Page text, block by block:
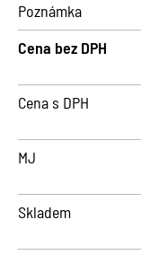
Poznámka
Cena bez DPH
Cena s DPH
MJ
Skladem